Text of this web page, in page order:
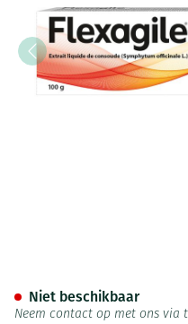
Niet beschikbaar
Neem contact op met ons via